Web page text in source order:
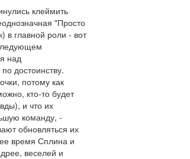
клеймить
"Просто
в главной роли - вот
над
достоинству.
потому как
кто-то будет
и что их
команду, -
обновляться их
время Сплина и
веселей и